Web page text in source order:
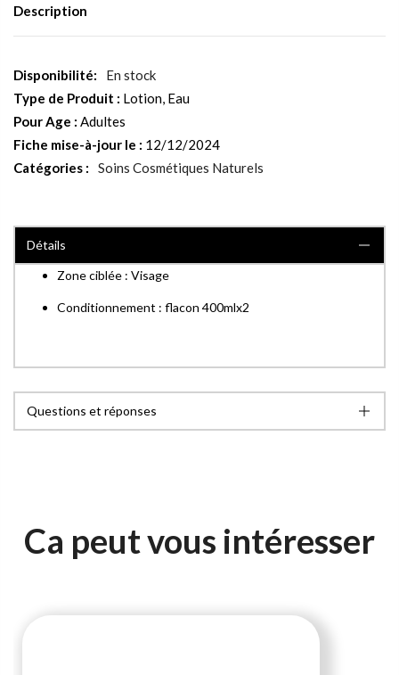
Description
En stock
Type de Produit : Lotion, Eau
Pour Age : Adultes
Fiche mise-à-jour le : 12/12/2024
Catégories :
Soins Cosmétiques Naturels
Détails
Zone ciblée : Visage
Conditionnement : flacon 400mlx2
Questions et réponses
Ca peut vous intéresser